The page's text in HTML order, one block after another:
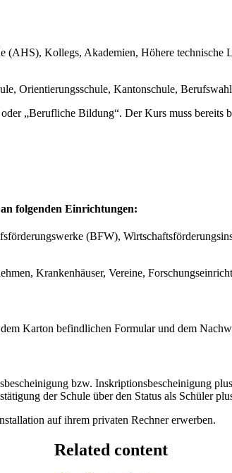
(AHS), Kollegs, Akademien, Höhere
Orientierungsschule, Kantonschule,
„Berufliche Bildung“. Der Kurs muss bereits
folgenden Einrichtungen:
(BFW),
Krankenhäuser, Vereine,
Karton befindlichen Formular und dem
bzw. Inskriptionsbescheinigung
der Schule über den Status als Schüler
auf ihrem privaten Rechner erwerben.
Related content